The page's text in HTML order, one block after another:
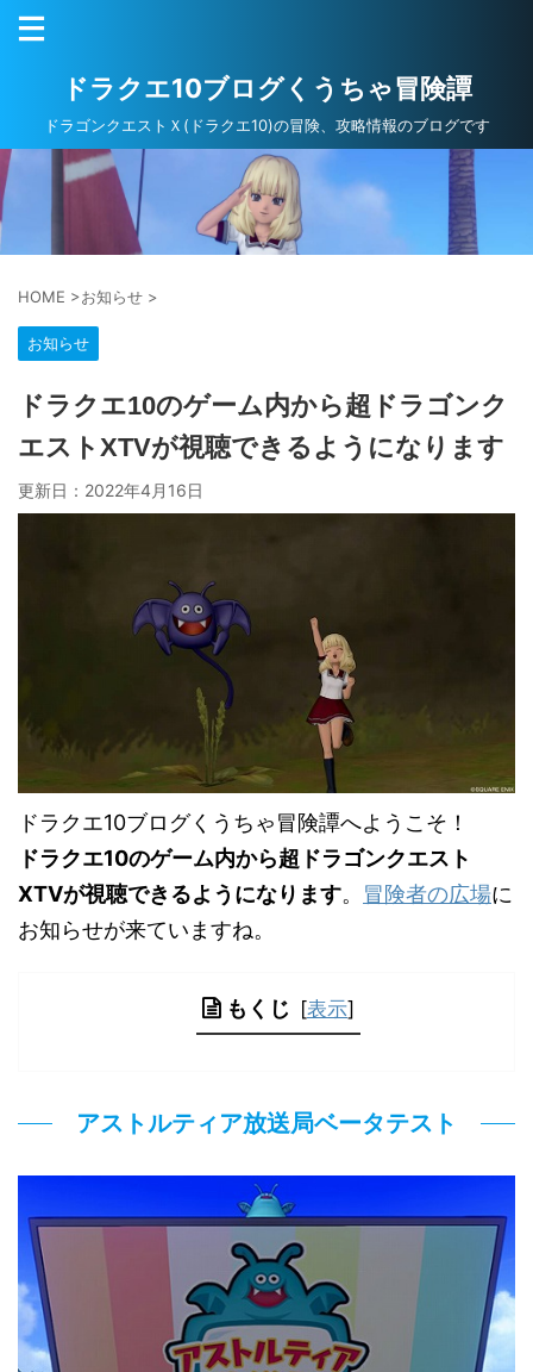
ドラクエ10ブログくうちゃ冒険譚
ドラゴンクエストＸ(ドラクエ10)の冒険、攻略情報のブログです
HOME >お知らせ >
お知らせ
ドラクエ10のゲーム内から超ドラゴンク
エストXTVが視聴できるようになります
更新日： 2022年4月16日
ドラクエ10ブログくうちゃ冒険譚へようこそ！
ドラクエ10のゲーム内から超ドラゴンクエスト
XTVが視聴できるようになります。 冒険者の広場に
お知らせが来ていますね。
もくじ [表示]
アストルティア放送局ベータテスト